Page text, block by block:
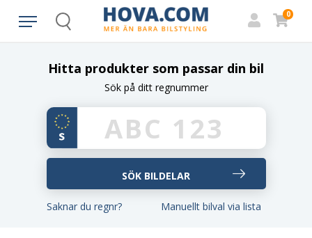
Search
0
Hitta produkter som passar din bil
Sök på ditt regnummer
Saknar du regnr? Manuellt bilval via lista